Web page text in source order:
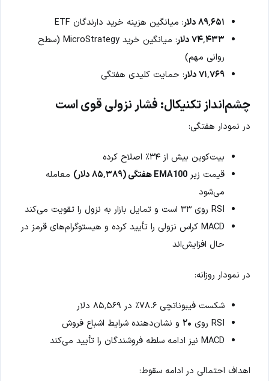
۸۹٬۶۵۱ دلار
: میانگین هزینه خرید دارندگان ETF
۷۴٬۴۳۳ دلار
: میانگین خرید MicroStrategy (سطح
روانی مهم)
۷۱٬۷۶۹ دلار
: حمایت کلیدی هفتگی
چشم‌انداز تکنیکال: فشار نزولی قوی است
در نمودار هفتگی:
بیت‌کوین بیش از ۳۴٪ اصلاح کرده
قیمت زیرEMA100 هفتگی (۸۵٬۳۸۹ دلار)
معامله
می‌شود
RSI روی ۳۳ است و تمایل بازار به نزول را تقویت می‌کند
MACD کراس نزولی را تأیید کرده و هیستوگرام‌های قرمز در
حال افزایش‌اند
در نمودار روزانه:
شکست فیبوناتچی ۷۸.۶٪ در ۸۵٬۵۶۹ دلار
RSI روی
۲۰ و نشان‌دهنده شرایط اشباع فروش
MACD نیز ادامه سلطه فروشندگان را تأیید می‌کند
اهداف احتمالی در ادامه سقوط: